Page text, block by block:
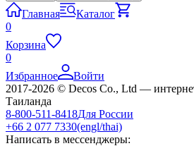
Главная
Каталог
0
Корзина
0
Избранное
Войти
2017-2026 © Decos Co., Ltd —
Таиланда
8-800-511-8418Для России
+66 2 077 7330(engl/thai)
Написать в мессенджеры: